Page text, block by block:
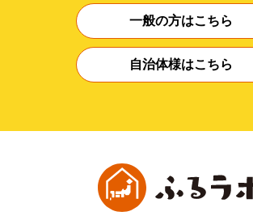
一般の方はこちら
自治体様はこちら